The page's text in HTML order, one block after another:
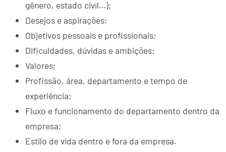
gênero, estado civil…);
Desejos e aspirações;
Objetivos pessoais e profissionais;
Dificuldades, dúvidas e ambições;
Valores;
Profissão, área, departamento e tempo de
experiência;
Fluxo e funcionamento do departamento dentro da
empresa;
Estilo de vida dentro e fora da empresa.